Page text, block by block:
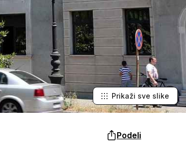
naroda, a slike lokalnih i tradicionalnih
specijaliteta osetićete i na svojim
nepcima.
Prikaži sve slike
Podeli